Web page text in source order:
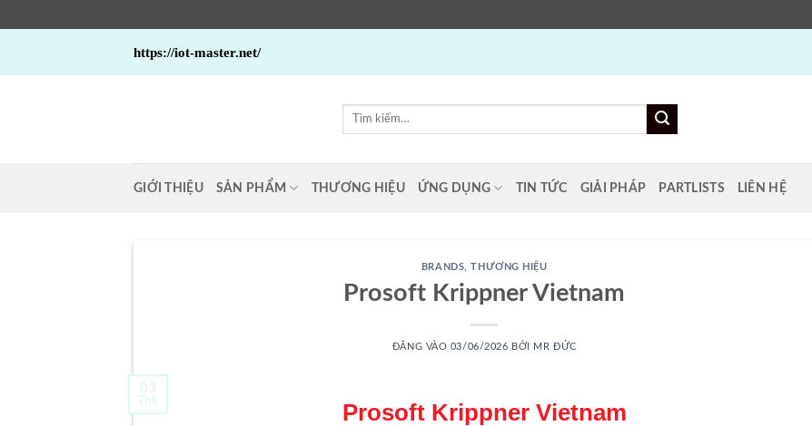
https://iot-master.net/
Tìm
GIỚI THIỆU SẢN PHẨM THƯƠNG HIỆU ỨNG DỤNG TIN TỨC GIẢI PHÁP PARTLISTS LIÊN HỆ
BRANDS ,THƯƠNG HIỆU
Prosoft Krippner Vietnam
ĐĂNG VÀO 03/06/2026 BỞI MR ĐỨC
03
Th6
Prosoft Krippner Vietnam